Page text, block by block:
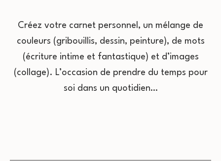
Créez votre carnet personnel, un mélange de
couleurs (gribouillis, dessin, peinture), de mots
(écriture intime et fantastique) et d’images
(collage). L’occasion de prendre du temps pour
soi dans un quotidien…